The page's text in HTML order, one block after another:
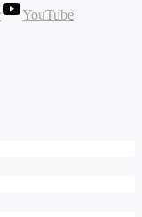
YouTube